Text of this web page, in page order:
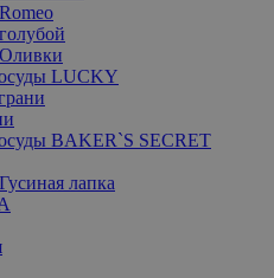
LUCKY
BAKER`S SECRET
лапка